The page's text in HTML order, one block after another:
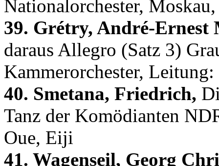
Nationalorchester,
39. Grétry, André-Ernest
daraus Allegro (Satz 3)
Kammerorchester,
40. Smetana, Friedrich,
Tanz der Komödianten
Oue, Eiji
41. Wagenseil, Georg